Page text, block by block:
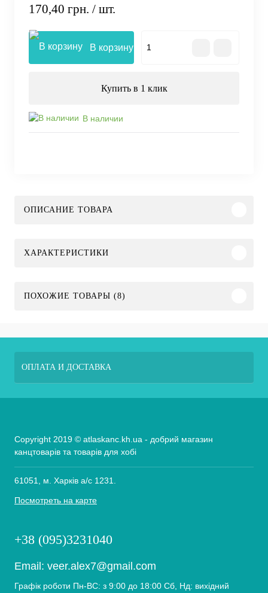
170,40 грн. / шт.
В корзину
Купить в 1 клик
В наличии
ОПИСАНИЕ ТОВАРА
ХАРАКТЕРИСТИКИ
ПОХОЖИЕ ТОВАРЫ (8)
ОПЛАТА И ДОСТАВКА
Copyright 2019 © atlaskanc.kh.ua - добрий магазин
канцтоварів та товарів для хобі
61051, м. Харків а/с 1231.
Посмотреть на карте
+38 (095)3231040
Email: veer.alex7@gmail.com
Графік роботи Пн-ВС: з 9:00 до 18:00 Сб, Нд: вихідний